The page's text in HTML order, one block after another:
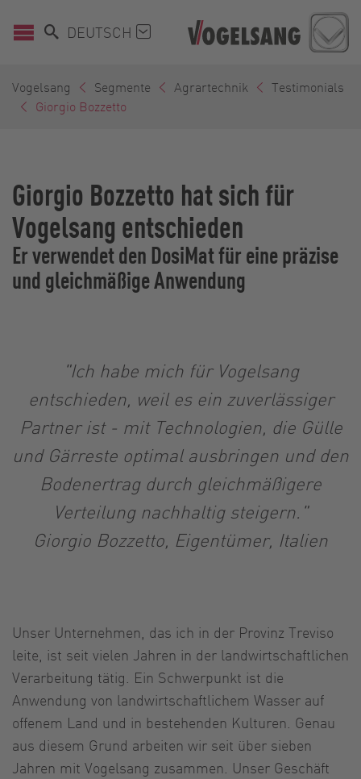
DEUTSCH
Vogelsang Segmente Agrartechnik
Testimonials
Giorgio Bozzetto
Giorgio Bozzetto hat sich für
Vogelsang entschieden
Er verwendet den DosiMat für eine präzise
und gleichmäßige Anwendung
"Ich habe mich für Vogelsang
entschieden, weil es ein zuverlässiger
Partner ist - mit Technologien, die Gülle
und Gärreste optimal ausbringen und den
Bodenertrag durch gleichmäßigere
Verteilung nachhaltig steigern."
Giorgio Bozzetto, Eigentümer, Italien
Unser Unternehmen, das ich in der Provinz Treviso
leite, ist seit vielen Jahren in der landwirtschaftlichen
Verarbeitung tätig. Ein Schwerpunkt ist die
Anwendung von landwirtschaftlichem Wasser auf
offenem Land und in bestehenden Kulturen. Genau
aus diesem Grund arbeiten wir seit über sieben
Jahren mit Vogelsang zusammen. Unser Geschäft